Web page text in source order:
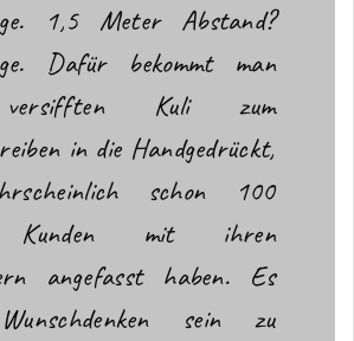
1,5 Meter Abstand?
Dafür bekommt man
Kuli zum
in die Handgedrückt,
schon 100
Kunden mit ihren
angefasst haben. Es
sein zu